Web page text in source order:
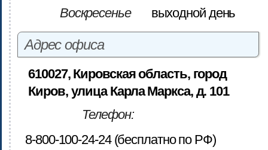
Воскресенье
выходной день
Адрес офиса
610027, Кировская область, город
Киров, улица Карла Маркса, д. 101
Телефон:
8-800-100-24-24 (бесплатно по РФ)